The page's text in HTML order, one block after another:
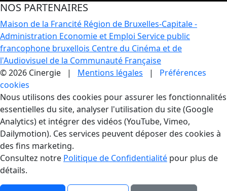
NOS PARTENAIRES
Maison de la Francité Région de Bruxelles-Capitale -
Administration Economie et Emploi Service public
francophone bruxellois Centre du Cinéma et de
l'Audiovisuel de la Communauté Française
© 2026 Cinergie | Mentions légales | Préférences
cookies
Gestion des Cookies
Nous utilisons des cookies pour assurer les fonctionnalités
essentielles du site, analyser l'utilisation du site (Google
Analytics) et intégrer des vidéos (YouTube, Vimeo,
Dailymotion). Ces services peuvent déposer des cookies à
des fins marketing.
Consultez notre Politique de Confidentialité pour plus de
détails.